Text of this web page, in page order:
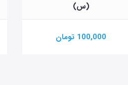
(س)
100,000 تومان